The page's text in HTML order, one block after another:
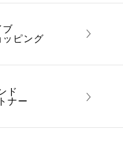
ブ
ッピング
ド
ナー